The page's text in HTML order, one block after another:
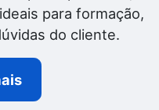
para formação,
do cliente.